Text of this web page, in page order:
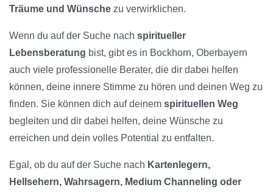
Träume und Wünsche zu verwirklichen.
Wenn du auf der Suche nach spiritueller
Lebensberatung bist, gibt es in Bockhorn, Oberbayern
auch viele professionelle Berater, die dir dabei helfen
können, deine innere Stimme zu hören und deinen Weg zu
finden. Sie können dich auf deinem spirituellen Weg
begleiten und dir dabei helfen, deine Wünsche zu
erreichen und dein volles Potential zu entfalten.
Egal, ob du auf der Suche nach Kartenlegern,
Hellsehern, Wahrsagern, Medium Channeling oder